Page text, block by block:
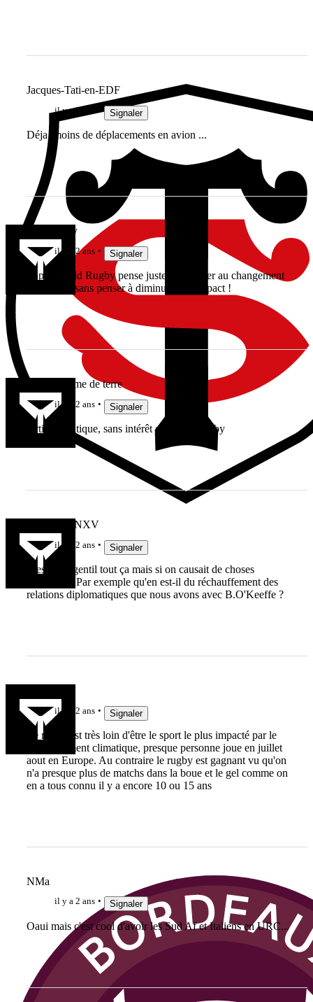
Jacques-Tati-en-EDF
il y a 2 ans Signaler
Déja, moins de déplacements en avion ...
GoReyBoy
il y a 2 ans Signaler
Super World Rugby pense juste à s'adapter au changement
climatique sans penser à diminuer son impact !
A2 la pomme de terre
il y a 2 ans Signaler
Article politique, sans intérêt et loin du rugby
MARCFANXV
il y a 2 ans Signaler
C'est bien gentil tout ça mais si on causait de choses
sérieuses ? Par exemple qu'en est-il du réchauffement des
relations diplomatiques que nous avons avec B.O'Keeffe ?
il y a 2 ans Signaler
Le rugby est très loin d'être le sport le plus impacté par le
réchauffement climatique, presque personne joue en juillet
aout en Europe. Au contraire le rugby est gagnant vu qu'on
n'a presque plus de matchs dans la boue et le gel comme on
en a tous connu il y a encore 10 ou 15 ans
NMa
il y a 2 ans Signaler
Oaui mais c'est cool d'avoir les Sud Af et Italiens en URC...